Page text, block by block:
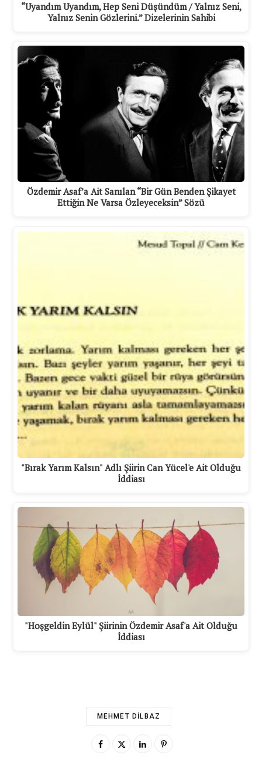
“Uyandım Uyandım, Hep Seni Düşündüm / Yalnız Seni,
Yalnız Senin Gözlerini.” Dizelerinin Sahibi
Özdemir Asaf’a Ait Sanılan “Bir Gün Benden Şikayet
Ettiğin Ne Varsa Özleyeceksin” Sözü
"Bırak Yarım Kalsın" Adlı Şiirin Can Yücel'e Ait Olduğu
İddiası
"Hoşgeldin Eylül" Şiirinin Özdemir Asaf'a Ait Olduğu
İddiası
MEHMET DILBAZ